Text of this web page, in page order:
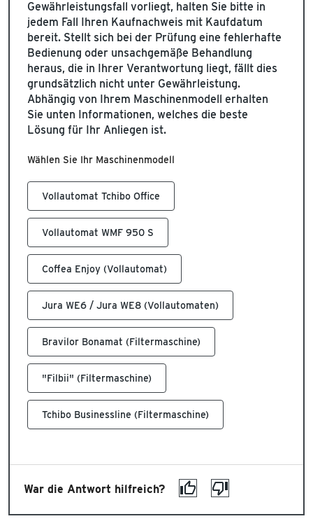
Gewährleistungsfall vorliegt, halten Sie bitte in
jedem Fall Ihren Kaufnachweis mit Kaufdatum
bereit. Stellt sich bei der Prüfung eine fehlerhafte
Bedienung oder unsachgemäße Behandlung
heraus, die in Ihrer Verantwortung liegt, fällt dies
grundsätzlich nicht unter Gewährleistung.
Abhängig von Ihrem Maschinenmodell erhalten
Sie unten Informationen, welches die beste
Lösung für Ihr Anliegen ist.
Wählen Sie Ihr Maschinenmodell
Vollautomat WMF 950 S
Coffea Enjoy (Vollautomat)
Jura WE6 / Jura WE8 (Vollautomaten)
Bravilor Bonamat (Filtermaschine)
"Filbii" (Filtermaschine)
Tchibo Businessline (Filtermaschine)
War die Antwort hilfreich?